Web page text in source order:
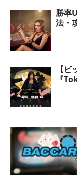
勝率
法・
【
『